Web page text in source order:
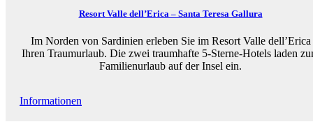
Resort Valle dell’Erica – Santa Teresa Gallura
Im Norden von Sardinien erleben Sie im Resort Valle dell’Erica
Ihren Traumurlaub. Die zwei traumhafte 5-Sterne-Hotels laden
Familienurlaub auf der Insel ein.
Informationen